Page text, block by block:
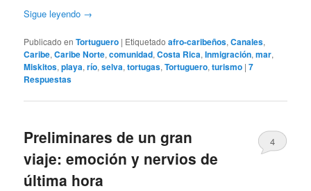
Sigue leyendo →
Publicado en Tortuguero | Etiquetado afro-caribeños,Canales,
Caribe,Caribe Norte,comunidad,Costa Rica,Inmigración,mar,
Miskitos,playa,río,selva,tortugas,Tortuguero,turismo |7
Respuestas
Preliminares de un gran
viaje: emoción y nervios de
última hora
4